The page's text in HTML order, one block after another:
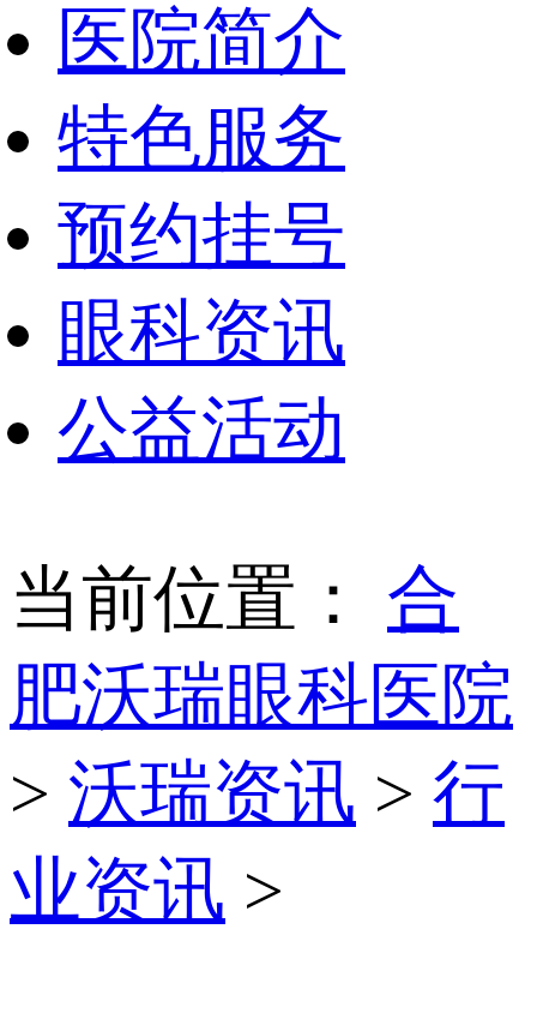
医院简介
特色服务
预约挂号
眼科资讯
公益活动
当前位置： 合
肥沃瑞眼科医院
> 沃瑞资讯 > 行
业资讯 >